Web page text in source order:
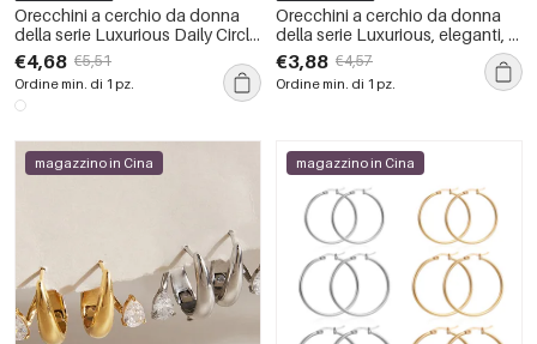
Orecchini a cerchio da donna
della serie Luxurious Daily Circle
in acciaio inossidabile
impermeabile color oro con
zirconi
€4,68 €5,51
Ordine min. di 1 pz.
Orecchini a cerchio da donna
della serie Luxurious, eleganti, a
forma ellittica, in acciaio
inossidabile impermeabile color
oro con zirconi.
€3,88 €4,57
Ordine min. di 1 pz.
magazzino in Cina magazzino in Cina